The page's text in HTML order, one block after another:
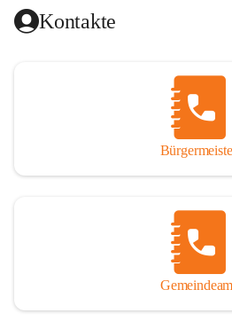
Dank gilt den Textautoren dieser
Redaktionsteam, für die gute
gedankt werden, die durch ihre
durch das Überlassen von Fotos und
dieses Buches wesentlich beigetragen
Der Zeitdruck war enorm, um das
Jubiläumsjahr abschließen zu können.
Ausführlichkeit behandelt erscheinen,
andere Fehler unterlief. Die Autoren
individuellen Möglichkeiten mit bestem
Kontakte